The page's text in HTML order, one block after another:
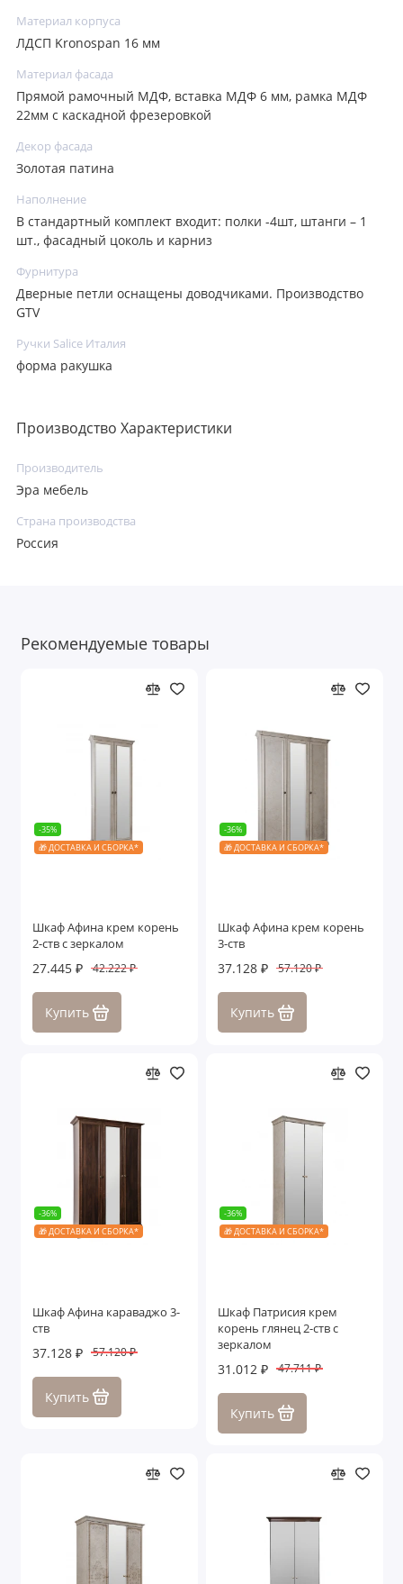
Материал корпуса
ЛДСП Kronospan 16 мм
Материал фасада
Прямой рамочный МДФ, вставка МДФ 6 мм, рамка МДФ
22мм с каскадной фрезеровкой
Декор фасада
Золотая патина
Наполнение
В стандартный комплект входит: полки -4шт, штанги – 1
шт., фасадный цоколь и карниз
Фурнитура
Дверные петли оснащены доводчиками. Производство
GTV
Ручки Salice Италия
форма ракушка
Производство Характеристики
Производитель
Эра мебель
Страна производства
Россия
Рекомендуемые товары
-35%
🎁 ДОСТАВКА И СБОРКА*
Шкаф Афина крем корень
2-ств с зеркалом
27.445 ₽ 42.222 ₽
Купить
-36%
🎁 ДОСТАВКА И СБОРКА*
Шкаф Афина крем корень
3-ств
37.128 ₽ 57.120 ₽
Купить
-36%
🎁 ДОСТАВКА И СБОРКА*
Шкаф Афина караваджо 3-
ств
37.128 ₽ 57.120 ₽
Купить
-36%
🎁 ДОСТАВКА И СБОРКА*
Шкаф Патрисия крем
корень глянец 2-ств с
зеркалом
31.012 ₽ 47.711 ₽
Купить